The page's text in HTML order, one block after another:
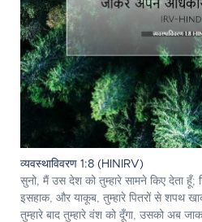
व्यवस्थाविवरण 1:8 (HINIRV)
सुनो, मैं उस देश को तुम्हारे सामने किए देता हूँ;
इसहाक, और याकूब, तुम्हारे पितरों से शपथ
तुम्हारे बाद तुम्हारे वंश को दूँगा, उसको अब